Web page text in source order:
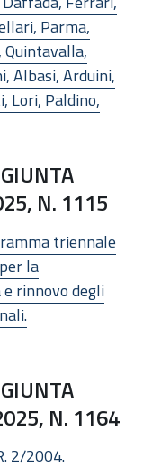
Parma,
Quintavalla,
Albasi, Arduini,
Lori, Paldino,
N. 1115
triennale
la
rinnovo degli
N. 1164
2/2004.